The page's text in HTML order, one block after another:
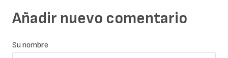
Añadir nuevo comentario
Su nombre